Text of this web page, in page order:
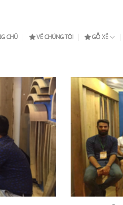
CHỦ VỀ CHÚNG TÔI GỖ XẺ